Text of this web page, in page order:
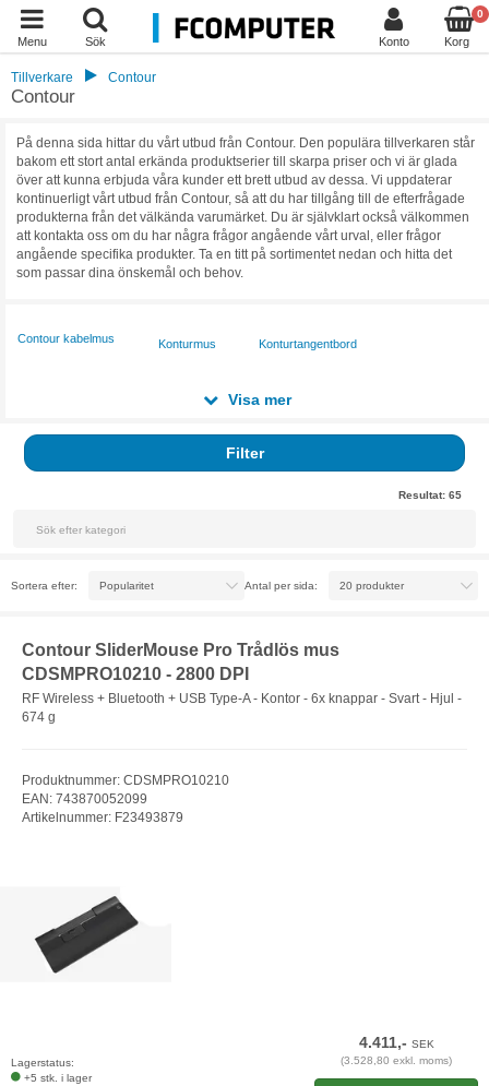
Menu Sök Konto
0
Korg
Tillverkare Contour
Contour
På denna sida hittar du vårt utbud från Contour. Den populära tillverkaren står
bakom ett stort antal erkända produktserier till skarpa priser och vi är glada
över att kunna erbjuda våra kunder ett brett utbud av dessa. Vi uppdaterar
kontinuerligt vårt utbud från Contour, så att du har tillgång till de efterfrågade
produkterna från det välkända varumärket. Du är självklart också välkommen
att kontakta oss om du har några frågor angående vårt urval, eller frågor
angående specifika produkter. Ta en titt på sortimentet nedan och hitta det
som passar dina önskemål och behov.
Contour kabelmus Konturmus Konturtangentbord
Visa mer
Filter
Resultat: 65
Sortera efter: Antal per sida:
Contour SliderMouse Pro Trådlös mus
CDSMPRO10210 - 2800 DPI
RF Wireless + Bluetooth + USB Type-A - Kontor - 6x knappar - Svart - Hjul -
674 g
Produktnummer: CDSMPRO10210
EAN: 743870052099
Artikelnummer: F23493879
Lagerstatus:
+5 stk. i lager
4.411,- SEK
(3.528,80 exkl. moms)